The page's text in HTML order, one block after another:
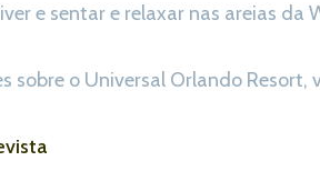
e sentar e relaxar nas areias da
sobre o Universal Orlando Resort,